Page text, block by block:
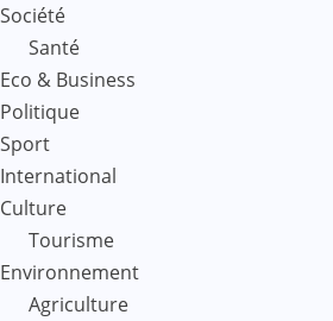
Société
Santé
Eco & Business
Politique
Sport
International
Culture
Tourisme
Environnement
Agriculture